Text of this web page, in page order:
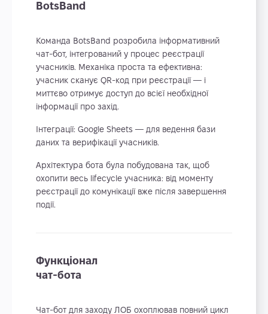
BotsBand
Команда BotsBand розробила інформативний
чат-бот, інтегрований у процес реєстрації
учасників. Механіка проста та ефективна:
учасник сканує QR-код при реєстрації — і
миттєво отримує доступ до всієї необхідної
інформації про захід.
Інтеграції: Google Sheets — для ведення бази
даних та верифікації учасників.
Архітектура бота була побудована так, щоб
охопити весь lifecycle учасника: від моменту
реєстрації до комунікації вже після завершення
події.
Функціонал
чат-бота
Чат-бот для заходу ЛОБ охоплював повний цикл